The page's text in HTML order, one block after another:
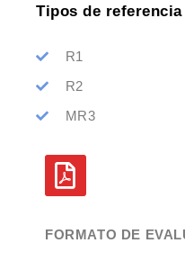
Tipos de referencia
R1
R2
MR3
FORMATO DE